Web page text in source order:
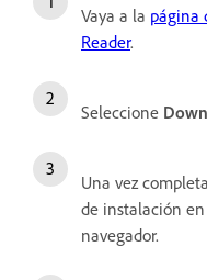
Vaya a la página
Reader.
Seleccione
Una vez
de instalación
navegador.